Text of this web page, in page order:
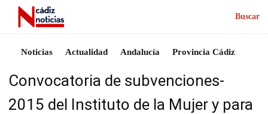
Buscar
Noticias Actualidad Andalucía Provincia Cádiz
Convocatoria de subvenciones-
2015 del Instituto de la Mujer y para